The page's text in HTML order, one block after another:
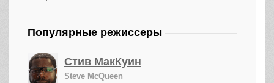
Популярные режиссеры
Стив МакКуин
Steve McQueen